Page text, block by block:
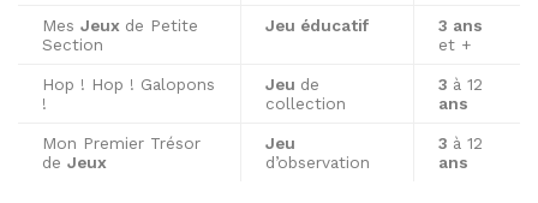
Mes Jeux de Petite
Section
Jeu éducatif
3 ans
et +
Hop ! Hop ! Galopons
!
Jeu de
collection
3 à 12
ans
Mon Premier Trésor
de Jeux
Jeu
d’observation
3 à 12
ans